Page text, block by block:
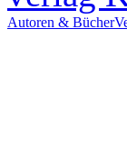
Autoren & Bücher